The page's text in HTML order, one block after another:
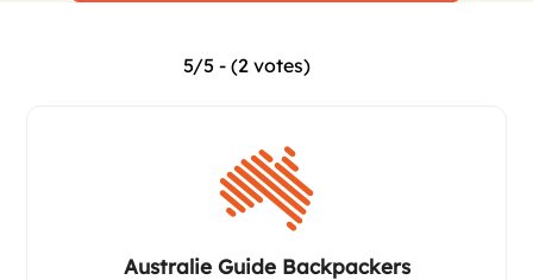
5/5 - (2 votes)
Australie Guide Backpackers